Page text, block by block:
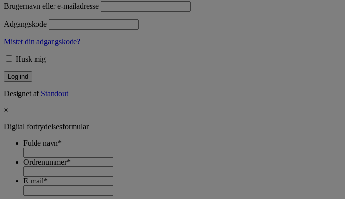
Brugernavn eller e-mailadresse
Adgangskode
Mistet din adgangskode?
Husk mig
Designet af Standout
×
Digital fortrydelsesformular
Fulde navn*
Ordrenummer*
E-mail*